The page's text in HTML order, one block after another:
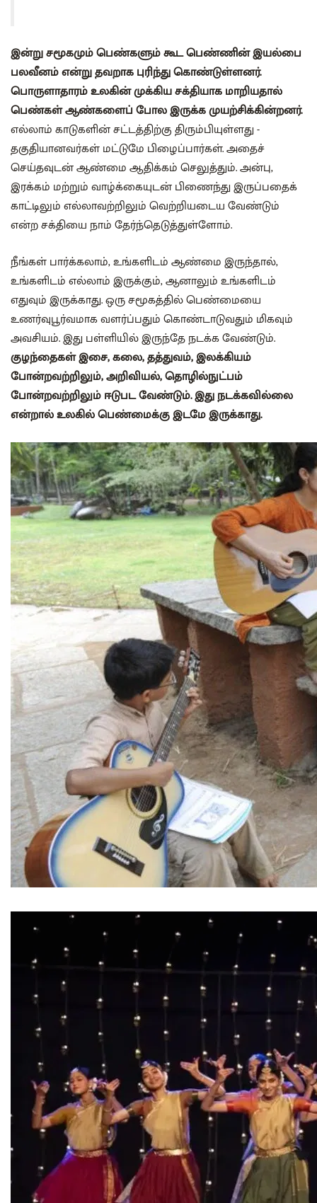
இன்று சமூகமும் பெண்களும் கூட பெண்ணின் இயல்பை
பலவீனம் என்று தவறாக புரிந்து கொண்டுள்ளனர்.
பொருளாதாரம் உலகின் முக்கிய சக்தியாக மாறியதால்
பெண்கள் ஆண்களைப் போல இருக்க முயற்சிக்கின்றனர்.
எல்லாம் காடுகளின் சட்டத்திற்கு திரும்பியுள்ளது -
தகுதியானவர்கள் மட்டுமே பிழைப்பார்கள். அதைச்
செய்தவுடன் ஆண்மை ஆதிக்கம் செலுத்தும். அன்பு,
இரக்கம் மற்றும் வாழ்க்கையுடன் பிணைந்து இருப்பதைக்
காட்டிலும் எல்லாவற்றிலும் வெற்றியடைய வேண்டும்
என்ற சக்தியை நாம் தேர்ந்தெடுத்துள்ளோம்.
நீங்கள் பார்க்கலாம், உங்களிடம் ஆண்மை இருந்தால்,
உங்களிடம் எல்லாம் இருக்கும், ஆனாலும் உங்களிடம்
எதுவும் இருக்காது. ஒரு சமூகத்தில் பெண்மையை
உணர்வுபூர்வமாக வளர்ப்பதும் கொண்டாடுவதும் மிகவும்
அவசியம். இது பள்ளியில் இருந்தே நடக்க வேண்டும்.
குழந்தைகள் இசை, கலை, தத்துவம், இலக்கியம்
போன்றவற்றிலும், அறிவியல், தொழில்நுட்பம்
போன்றவற்றிலும் ஈடுபட வேண்டும். இது நடக்கவில்லை
என்றால் உலகில் பெண்மைக்கு இடமே இருக்காது.